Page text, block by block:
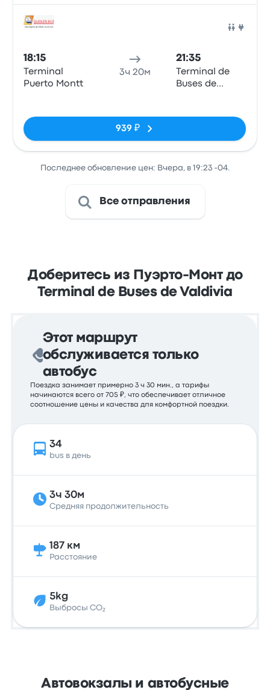
18:15
Terminal
Puerto Montt
3ч 20м
21:35
Terminal de
Buses de
939 ₽
Последнее обновление цен: Вчера, в 19:23 -04.
Все отправления
Доберитесь из Пуэрто-Монт до
Terminal de Buses de Valdivia
Этот маршрут
обслуживается только
автобус
Поездка занимает примерно 3 ч 30 мин., а тарифы
начинаются всего от 705 ₽, что обеспечивает отличное
соотношение цены и качества для комфортной поездки.
34
bus в день
3ч 30м
Средняя продолжительность
187 км
Расстояние
5kg
Выбросы CO₂
Автовокзалы и автобусные